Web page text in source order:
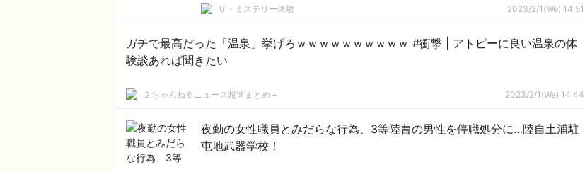
ザ・ミステリー体験 2023/2/1(We) 14:51
ガチで最高だった「温泉」挙げろｗｗｗｗｗｗｗｗｗｗ #衝撃 | アトピーに良い温泉の体
験談あれば聞きたい
２ちゃんねるニュース超速まとめ＋ 2023/2/1(We) 14:44
夜勤の女性職員とみだらな行為、3等陸曹の男性を停職処分に…陸自土浦駐
屯地武器学校！